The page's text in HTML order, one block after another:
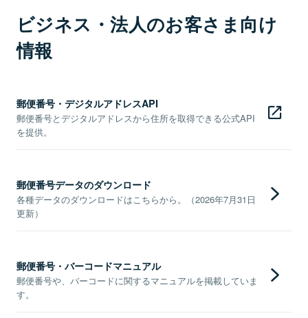
ビジネス・法人のお客さま向け
情報
郵便番号・デジタルアドレスAPI
郵便番号とデジタルアドレスから住所を取得できる公式API
を提供。
郵便番号データのダウンロード
各種データのダウンロードはこちらから。（2026年7月31日
更新）
郵便番号・バーコードマニュアル
郵便番号や、バーコードに関するマニュアルを掲載していま
す。